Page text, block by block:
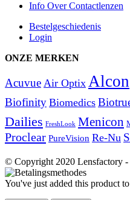
Info Over Contactlenzen
Bestelgeschiedenis
Login
ONZE MERKEN
Acuvue Air Optix Alcon
Biofinity Biomedics
Dailies FreshLook Menicon
Proclear PureVision Re-Nu
© Copyright 2020 Lensfactory
You've just added this product